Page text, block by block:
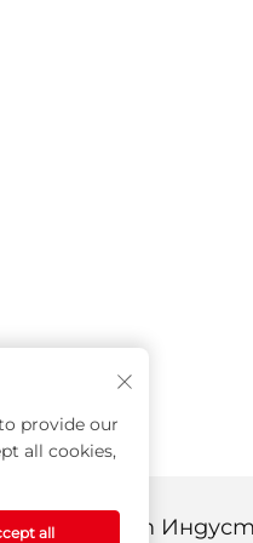
© 2025 от
provide our
all cookies,
all